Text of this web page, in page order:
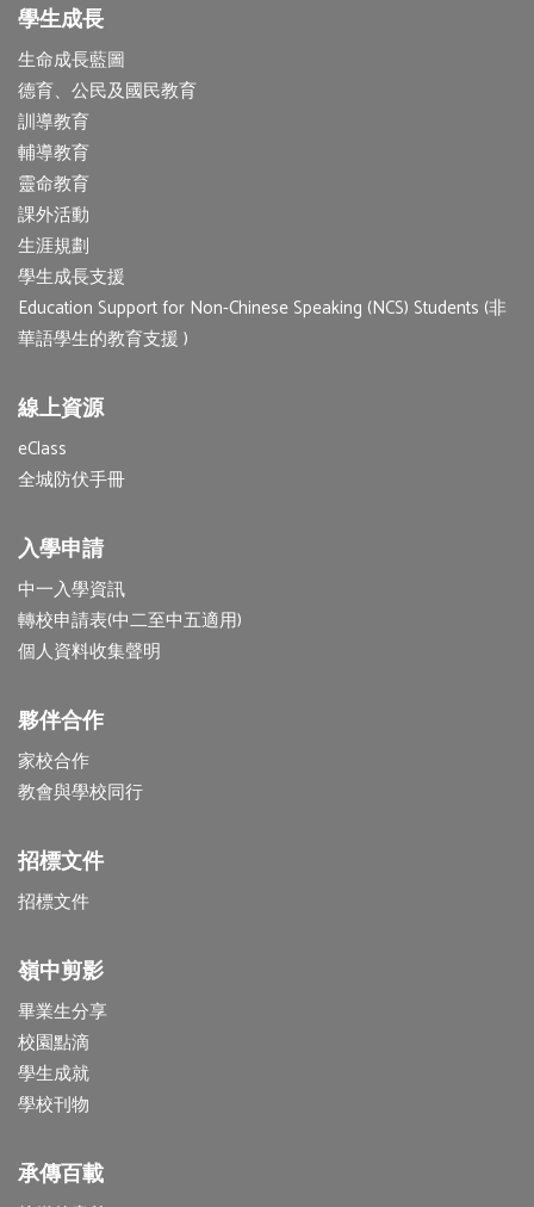
學生成長
生命成長藍圖
德育、公民及國民教育
訓導教育
輔導教育
靈命教育
課外活動
生涯規劃
學生成長支援
Education Support for Non-Chinese Speaking (NCS) Students (非
華語學生的教育支援 )
線上資源
eClass
全城防伏手冊
入學申請
中一入學資訊
轉校申請表(中二至中五適用)
個人資料收集聲明
夥伴合作
家校合作
教會與學校同行
招標文件
招標文件
嶺中剪影
畢業生分享
校園點滴
學生成就
學校刊物
承傳百載